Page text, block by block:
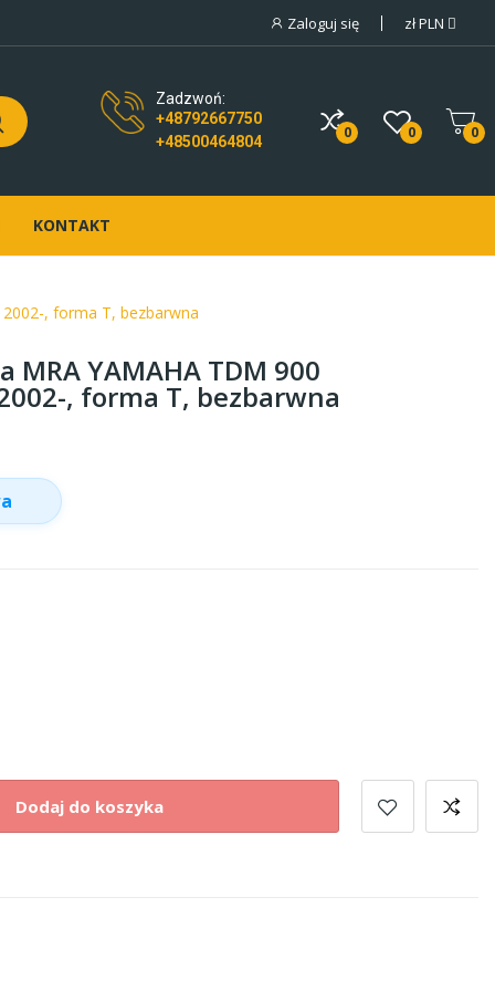
Zaloguj się złPLN
Zadzwoń:
+48792667750
+48500464804
0 0 0
KONTAKT
, forma T, bezbarwna
MRA YAMAHA TDM 900
, forma T, bezbarwna
Dodaj do koszyka